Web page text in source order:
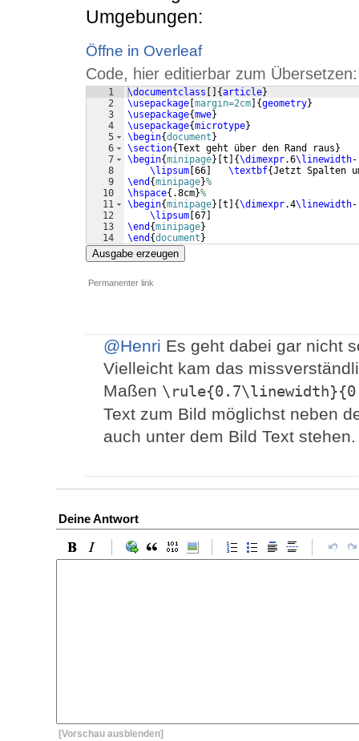
Umgebungen:
Öffne in Overleaf
Code, hier editierbar zum Übersetzen:
1
2
3
4
5
6
7
8
9
10
11
12
13
14
\documentclass {article}
\usepackage margin=2cm {geometry}
\usepackage{mwe}
\usepackage{microtype}
\begin{document }
\section{Text geht über den Rand raus }
\begin{minipage} t {\dimexpr.6\linewidth-
\lipsum 66 \textbf{Jetzt Spalten
\end {minipage}%
\hspace{ .8cm}%
\begin{minipage} t {\dimexpr.4\linewidth-
\lipsum 67
\end {minipage}
\end {document }
Ausgabe erzeugen
Permanenter link
@Henri Es geht dabei gar nicht
Vielleicht kam das
Maßen
Text zum Bild möglichst neben
auch unter dem Bild Text stehen.
Deine Antwort
[Vorschau ausblenden]